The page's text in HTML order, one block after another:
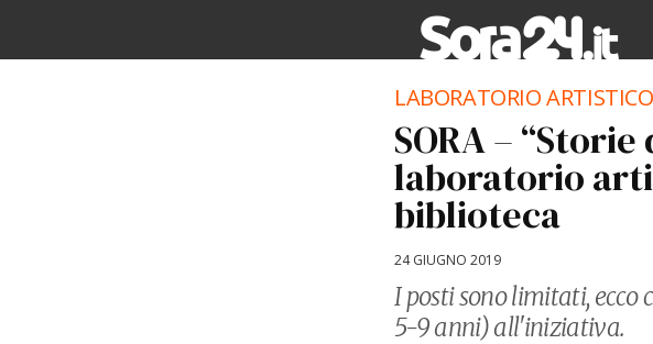
LABORATORIO ARTISTICO
SORA –
laboratorio
biblioteca
24 GIUGNO 2019
I posti sono limitati, ecco
5-9 anni) all'iniziativa.